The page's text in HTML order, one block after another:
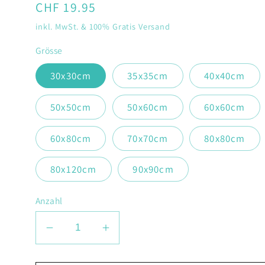
Normaler
Preis
CHF 19.95
inkl. MwSt. & 100% Gratis Versand
Grösse
30x30cm 35x35cm 40x40cm
50x50cm 50x60cm 60x60cm
60x80cm 70x70cm 80x80cm
80x120cm 90x90cm
Anzahl
VerringereErhöhe